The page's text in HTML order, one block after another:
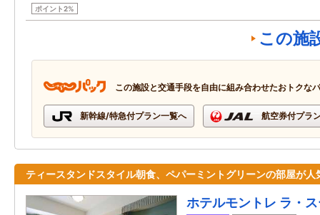
ポイント2%
この施
この施設と交通手段を自由に組み合わせたおトクな
新幹線/特急付プラン一覧へ 航空券付プラ
ティースタンドスタイル朝食、ペパーミントグリーンの部屋が人
ホテルモントレ ラ・